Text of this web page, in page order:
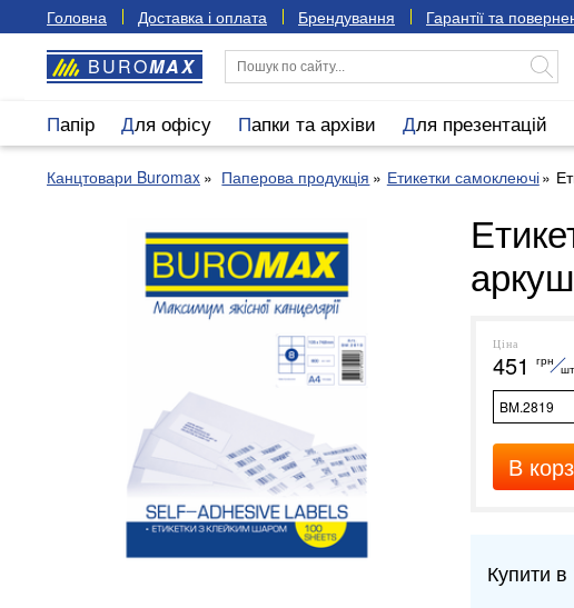
Головна Доставка і оплата Брендування Гарантії та
BUROMAX
Папір Для офісу Папки та архіви Для презентацій
Канцтовари Buromax Паперова продукція Етикетки самоклеючі
Ціна
451 грн
BM.2819
В
Купити в